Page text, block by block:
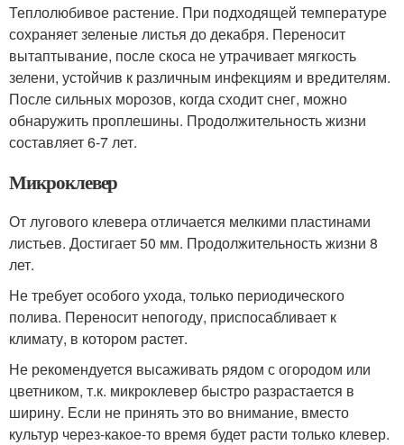
Теплолюбивое растение. При подходящей температуре
сохраняет зеленые листья до декабря. Переносит
вытаптывание, после скоса не утрачивает мягкость
зелени, устойчив к различным инфекциям и вредителям.
После сильных морозов, когда сходит снег, можно
обнаружить проплешины. Продолжительность жизни
составляет 6-7 лет.
Микроклевер
От лугового клевера отличается мелкими пластинами
листьев. Достигает 50 мм. Продолжительность жизни 8
лет.
Не требует особого ухода, только периодического
полива. Переносит непогоду, приспосабливает к
климату, в котором растет.
Не рекомендуется высаживать рядом с огородом или
цветником, т.к. микроклевер быстро разрастается в
ширину. Если не принять это во внимание, вместо
культур через-какое-то время будет расти только клевер.